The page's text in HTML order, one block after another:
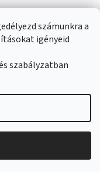
számunkra a
igényeid
szabályzatban